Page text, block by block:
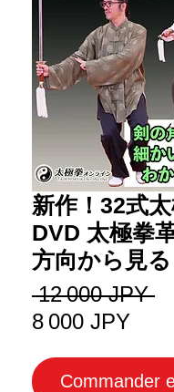
新作！32式太
DVD 太極拳
方向から見る
12 000 JPY
8 000 JPYPrix
Commander